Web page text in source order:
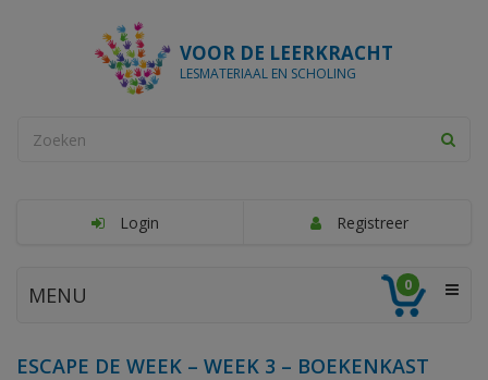
VOOR DE LEERKRACHT
LESMATERIAAL EN SCHOLING
Login Registreer
MENU 0
ESCAPE DE WEEK – WEEK 3 – BOEKENKAST